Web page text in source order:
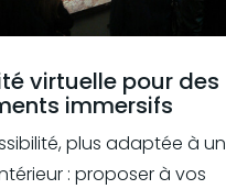
virtuelle pour des
immersifs
plus adaptée à un
: proposer à vos